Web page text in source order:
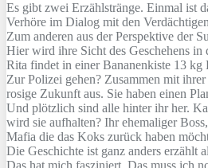
Es gibt zwei Erzählstränge. Einmal ist
Verhöre im Dialog mit den
Zum anderen aus der Perspektive der
Hier wird ihre Sicht des Geschehens in
Rita findet in einer Bananenkiste 13 kg
Zur Polizei gehen? Zusammen mit
rosige Zukunft aus. Sie haben einen
Und plötzlich sind alle hinter ihr her.
wird sie aufhalten? Ihr ehemaliger
Mafia die das Koks zurück haben
Die Geschichte ist ganz anders erzählt
Das hat mich fasziniert. Das muss ich